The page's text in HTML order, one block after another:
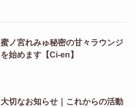
蜜ノ宮れみゅ秘密の甘々ラウンジ
を始めます【Ci-en】
大切なお知らせ｜これからの活動